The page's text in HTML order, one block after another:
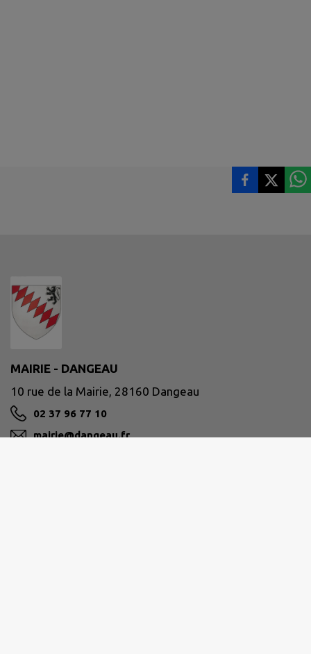
MAIRIE - DANGEAU
10 rue de la Mairie, 28160 Dangeau
02 37 96 77 10
mairie@dangeau.fr